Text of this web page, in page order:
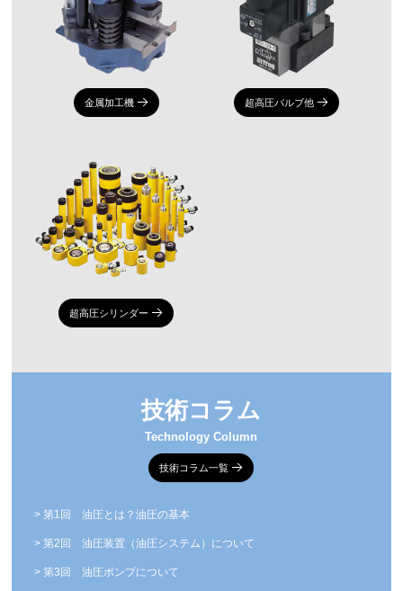
金属加工機 超高圧バルブ他
超高圧シリンダー
技術コラム
Technology Column
技術コラム一覧
第1回 油圧とは？油圧の基本
第2回 油圧装置（油圧システム）について
第3回 油圧ポンプについて